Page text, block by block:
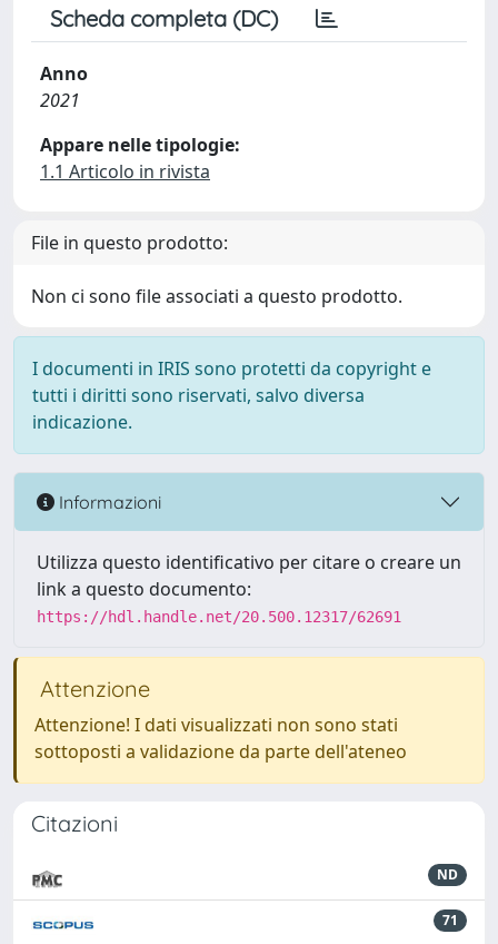
Scheda completa (DC)
Anno
2021
Appare nelle tipologie:
1.1 Articolo in rivista
File in questo prodotto:
Non ci sono file associati a questo prodotto.
I documenti in IRIS sono protetti da copyright e
tutti i diritti sono riservati, salvo diversa
indicazione.
Informazioni
Utilizza questo identificativo per citare o creare un
link a questo documento:
https://hdl.handle.net/20.500.12317/62691
Attenzione
Attenzione! I dati visualizzati non sono stati
sottoposti a validazione da parte dell'ateneo
Citazioni
ND
71